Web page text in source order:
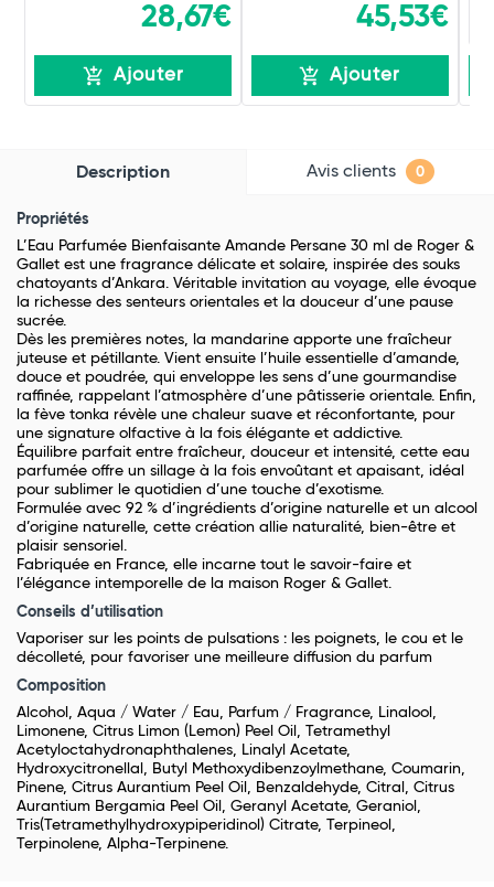
28,67€
Ajouter
45,53€
Ajouter
Description Avis clients 0
Propriétés
L’Eau Parfumée Bienfaisante Amande Persane 30 ml de Roger &
Gallet est une fragrance délicate et solaire, inspirée des souks
chatoyants d’Ankara. Véritable invitation au voyage, elle évoque
la richesse des senteurs orientales et la douceur d’une pause
sucrée.
Dès les premières notes, la mandarine apporte une fraîcheur
juteuse et pétillante. Vient ensuite l’huile essentielle d’amande,
douce et poudrée, qui enveloppe les sens d’une gourmandise
raffinée, rappelant l’atmosphère d’une pâtisserie orientale. Enfin,
la fève tonka révèle une chaleur suave et réconfortante, pour
une signature olfactive à la fois élégante et addictive.
Équilibre parfait entre fraîcheur, douceur et intensité, cette eau
parfumée offre un sillage à la fois envoûtant et apaisant, idéal
pour sublimer le quotidien d’une touche d’exotisme.
Formulée avec 92 % d’ingrédients d’origine naturelle et un alcool
d’origine naturelle, cette création allie naturalité, bien-être et
plaisir sensoriel.
Fabriquée en France, elle incarne tout le savoir-faire et
l’élégance intemporelle de la maison Roger & Gallet.
Conseils d’utilisation
Vaporiser sur les points de pulsations : les poignets, le cou et le
décolleté, pour favoriser une meilleure diffusion du parfum
Composition
Alcohol, Aqua / Water / Eau, Parfum / Fragrance, Linalool,
Limonene, Citrus Limon (Lemon) Peel Oil, Tetramethyl
Acetyloctahydronaphthalenes, Linalyl Acetate,
Hydroxycitronellal, Butyl Methoxydibenzoylmethane, Coumarin,
Pinene, Citrus Aurantium Peel Oil, Benzaldehyde, Citral, Citrus
Aurantium Bergamia Peel Oil, Geranyl Acetate, Geraniol,
Tris(Tetramethylhydroxypiperidinol) Citrate, Terpineol,
Terpinolene, Alpha-Terpinene.